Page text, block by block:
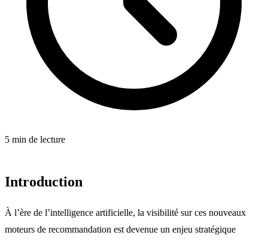
5 min de lecture
Introduction
À l’ère de l’intelligence artificielle, la visibilité sur ces nouveaux
moteurs de recommandation est devenue un enjeu stratégique